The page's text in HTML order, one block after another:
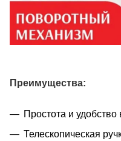
Преимущества:
Простота и удобство
Телескопическая